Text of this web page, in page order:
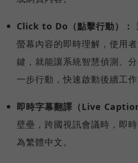
Click to Do（點擊行動）：
螢幕內容的即時理解，使用
鍵，就能讓系統智慧偵測、
一步行動，快速啟動後續工作
即時字幕翻譯（Live
壁壘，跨國視訊會議時，即
為繁體中文。